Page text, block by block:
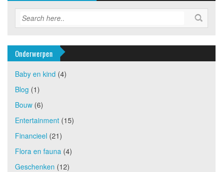
Onderwerpen
Baby en kind (4)
Blog (1)
Bouw (6)
Entertainment (15)
Financieel (21)
Flora en fauna (4)
Geschenken (12)